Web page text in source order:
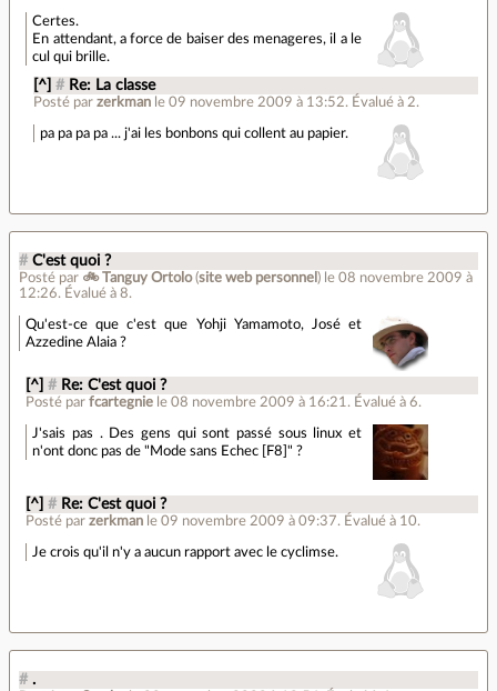
Certes.
En attendant, a force de baiser des menageres, il a le
cul qui brille.
[^] # Re: La classe
Posté par zerkman le 09 novembre 2009 à 13:52. Évalué à 2.
pa pa pa pa ... j'ai les bonbons qui collent au papier.
# C'est quoi ?
Posté par 🚲 Tanguy Ortolo(site web personnel ) le 08 novembre 2009 à
12:26. Évalué à 8.
Qu'est-ce que c'est que Yohji Yamamoto, José et
Azzedine Alaia ?
[^] # Re: C'est quoi ?
Posté parfcartegnie le 08 novembre 2009 à 16:21 . Évalué à6.
J'sais pas . Des gens qui sont passé sous linux et
n'ont donc pas de "Mode sans Echec [F8]" ?
[^] # Re: C'est quoi ?
Posté parzerkman le 09 novembre 2009 à 09:37. Évalué à 10.
Je crois qu'il n'y a aucun rapport avec le cyclimse.
# .